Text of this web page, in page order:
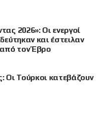
2026»: Οι ενεργοί
και έστειλαν
τον Έβρο
Οι Τούρκοι κατεβάζουν